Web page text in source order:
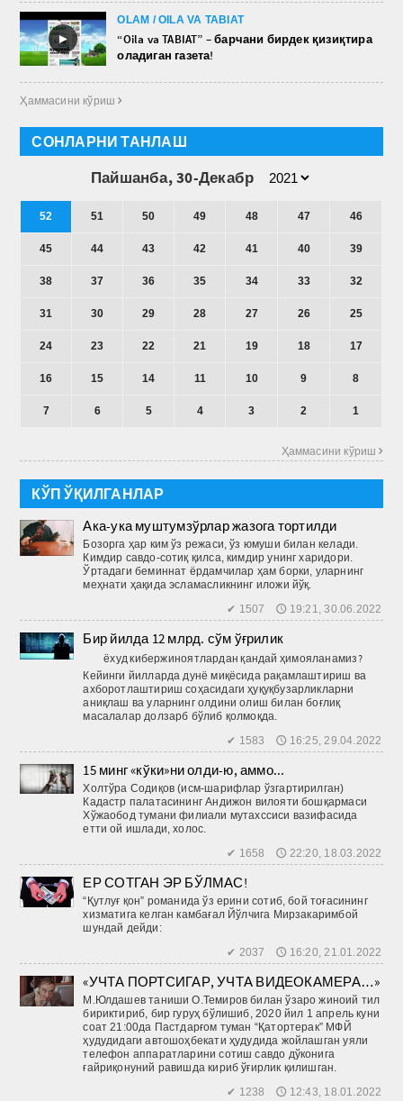
►
OLAM / OILA VA TABIAT
“Oila va TABIAT” – барчани бирдек қизиқтира
оладиган газета!
Ҳаммасини кўриш 
СОНЛАРНИ ТАНЛАШ
Пайшанба, 30-Декабр
52 51 50 49 48 47 46
45 44 43 42 41 40 39
38 37 36 35 34 33 32
31 30 29 28 27 26 25
24 23 22 21 19 18 17
16 15 14 11 10 9 8
7 6 5 4 3 2 1
Ҳаммасини кўриш 
КЎП ЎҚИЛГАНЛАР
Ака-ука муштумзўрлар жазога тортилди
Бозорга ҳар ким ўз режаси, ўз юмуши билан келади.
Кимдир савдо-сотиқ қилса, кимдир унинг харидори.
Ўртадаги беминнат ёрдамчилар ҳам борки, уларнинг
меҳнати ҳақида эсламасликнинг иложи йўқ.
✔ 1507 🕔 19:21, 30.06.2022
Бир йилда 12 млрд. сўм ўғрилик
ёхуд кибержиноятлардан қандай ҳимояланамиз?
Кейинги йилларда дунё миқёсида рақамлаштириш ва
ахборотлаштириш соҳасидаги ҳуқуқбузарликларни
аниқлаш ва уларнинг олдини олиш билан боғлиқ
масалалар долзарб бўлиб қолмоқда.
✔ 1583 🕔 16:25, 29.04.2022
15 минг «кўки»ни олди-ю, аммо...
Холтўра Содиқов (исм-шарифлар ўзгартирилган)
Кадастр палатасининг Андижон вилояти бошқармаси
Хўжаобод тумани филиали мутахссиси вазифасида
етти ой ишлади, холос.
✔ 1658 🕔 22:20, 18.03.2022
ЕР СОТГАН ЭР БЎЛМАС!
“Қутлуғ қон” романида ўз ерини сотиб, бой тоғасининг
хизматига келган камбағал Йўлчига Мирзакаримбой
шундай дейди:
✔ 2037 🕔 16:20, 21.01.2022
«УЧТА ПОРТСИГАР, УЧТА ВИДЕОКАМЕРА…»
М.Юлдашев таниши О.Темиров билан ўзаро жиноий тил
бириктириб, бир гуруҳ бўлишиб, 2020 йил 1 апрель куни
соат 21:00да Пастдарғом туман “Қатортерак” МФЙ
ҳудудидаги автошоҳбекати ҳудудида жойлашган уяли
телефон аппаратларини сотиш савдо дўконига
ғайриқонуний равишда кириб ўғирлик қилишган.
✔ 1238 🕔 12:43, 18.01.2022